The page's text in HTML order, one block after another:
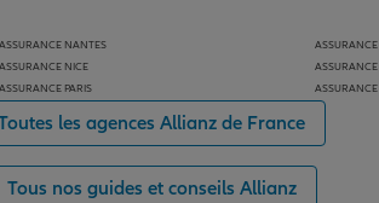
ASSURANCE NANTES
ASSURANCE NICE
ASSURANCE PARIS
les agences Allianz de France
Tous nos guides et conseils Allianz